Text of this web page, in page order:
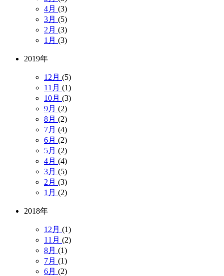
4月 (3)
3月 (5)
2月 (3)
1月 (3)
2019年
12月 (5)
11月 (1)
10月 (3)
9月 (2)
8月 (2)
7月 (4)
6月 (2)
5月 (2)
4月 (4)
3月 (5)
2月 (3)
1月 (2)
2018年
12月 (1)
11月 (2)
8月 (1)
7月 (1)
6月 (2)